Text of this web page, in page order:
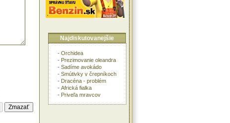
Najdiskutovanejšie
- Orchidea
- Prezimovanie oleandra
- Sadíme avokádo
- Smútivky v črepníkoch
- Dracéna - problém
- Africká fialka
- Priveľa mravcov